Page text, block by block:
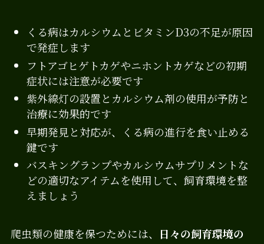
くる病はカルシウムとビタミンD3の不足が原因
で発症します
フトアゴヒゲトカゲやニホントカゲなどの初期
症状には注意が必要です
紫外線灯の設置とカルシウム剤の使用が予防と
治療に効果的です
早期発見と対応が、くる病の進行を食い止める
鍵です
バスキングランプやカルシウムサプリメントな
どの適切なアイテムを使用して、飼育環境を整
えましょう
爬虫類の健康を保つためには、
日々の飼育環境の